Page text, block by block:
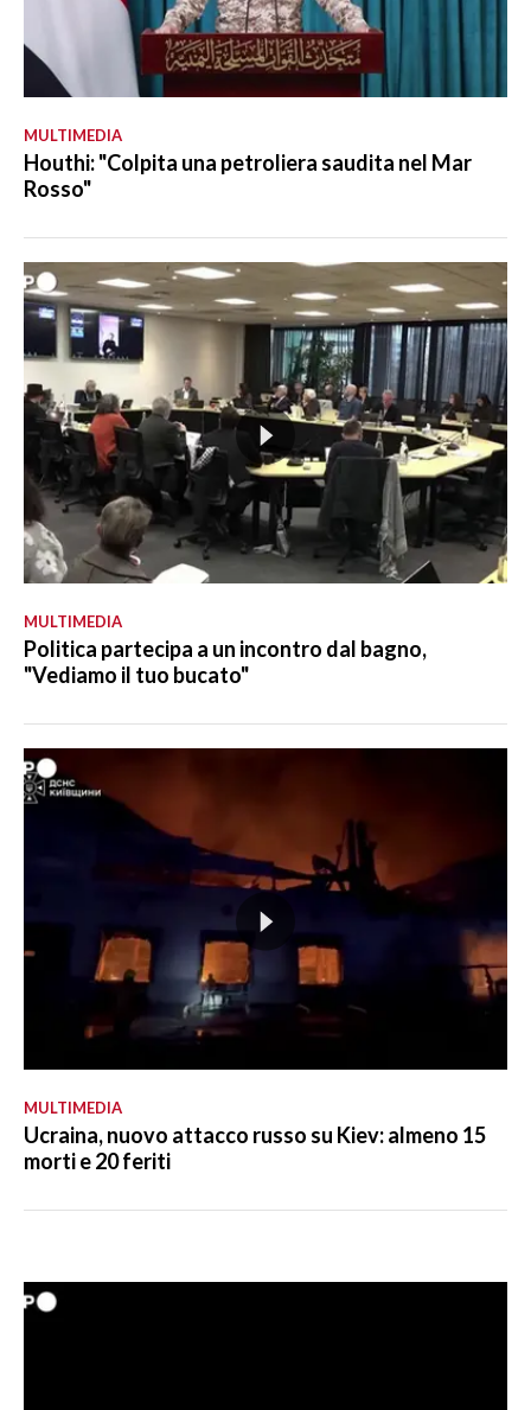
MULTIMEDIA
Houthi: "Colpita una petroliera saudita nel Mar
Rosso"
MULTIMEDIA
Politica partecipa a un incontro dal bagno,
"Vediamo il tuo bucato"
MULTIMEDIA
Ucraina, nuovo attacco russo su Kiev: almeno 15
morti e 20 feriti